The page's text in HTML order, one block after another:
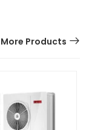
More Products